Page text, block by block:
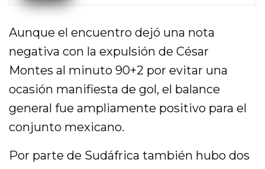
Aunque el encuentro dejó una nota
negativa con la expulsión de César
Montes al minuto 90+2 por evitar una
ocasión manifiesta de gol, el balance
general fue ampliamente positivo para el
conjunto mexicano.
Por parte de Sudáfrica también hubo dos